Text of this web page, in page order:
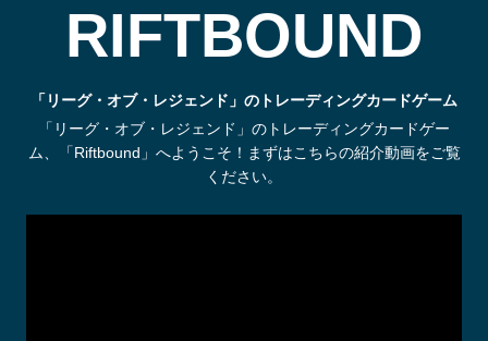
RIFTBOUND
「リーグ・オブ・レジェンド」のトレーディングカードゲーム
「リーグ・オブ・レジェンド」のトレーディングカードゲー
ム、「Riftbound」へようこそ！まずはこちらの紹介動画をご覧
ください。